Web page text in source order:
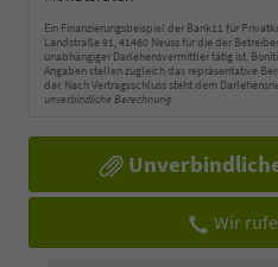
Ein Finanzierungsbeispiel der Bank11 für
Landstraße 91, 41460 Neuss für die der
unabhängiger Darlehensvermittler tätig ist.
Angaben stellen zugleich das repräsentative
dar. Nach Vertragsschluss steht dem
unverbindliche Berechnung
Wir